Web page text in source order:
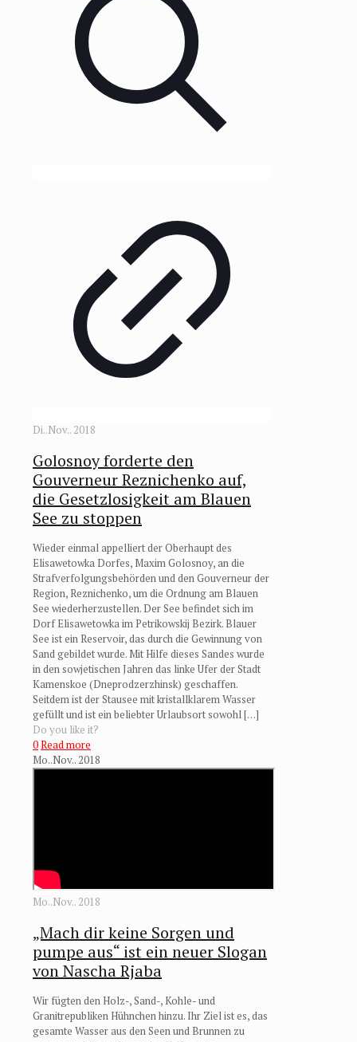
Di..Nov.. 2018
Golosnoy forderte den
Gouverneur Reznichenko auf,
die Gesetzlosigkeit am Blauen
See zu stoppen
Wieder einmal appelliert der Oberhaupt des
Elisawetowka Dorfes, Maxim Golosnoy, an die
Strafverfolgungsbehörden und den Gouverneur der
Region, Reznichenko, um die Ordnung am Blauen
See wiederherzustellen. Der See befindet sich im
Dorf Elisawetowka im Petrikowskij Bezirk. Blauer
See ist ein Reservoir, das durch die Gewinnung von
Sand gebildet wurde. Mit Hilfe dieses Sandes wurde
in den sowjetischen Jahren das linke Ufer der Stadt
Kamenskoe (Dneprodzerzhinsk) geschaffen.
Seitdem ist der Stausee mit kristallklarem Wasser
gefüllt und ist ein beliebter Urlaubsort sowohl[…]
Do you like it?
0Read more
Mo..Nov.. 2018
Mo..Nov.. 2018
„Mach dir keine Sorgen und
pumpe aus“ ist ein neuer Slogan
von Nascha Rjaba
Wir fügten den Holz-, Sand-, Kohle- und
Granitrepubliken Hühnchen hinzu. Ihr Ziel ist es, das
gesamte Wasser aus den Seen und Brunnen zu